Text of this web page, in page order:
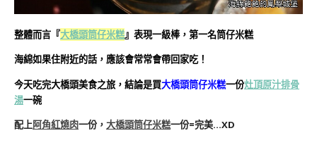
整體而言『大橋頭筒仔米糕』表現一級棒，第一名筒仔米糕
海綿如果住附近的話，應該會常常會帶回家吃！
今天吃完大橋頭美食之旅，結論是買大橋頭筒仔米糕一份灶頂原汁排骨
湯一碗
配上阿角紅燒肉一份， 大橋頭筒仔米糕一份=完美…XD